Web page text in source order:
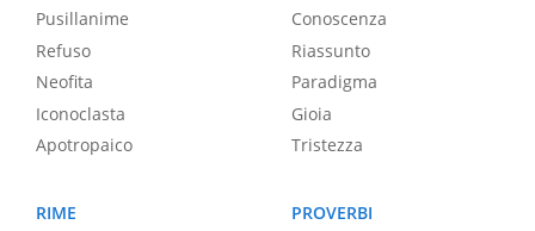
Pusillanime
Refuso
Neofita
Iconoclasta
Apotropaico
Conoscenza
Riassunto
Paradigma
Gioia
Tristezza
RIME
PROVERBI